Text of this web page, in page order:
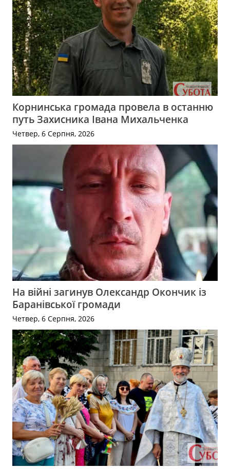
Корнинська громада провела в останню
путь Захисника Івана Михальченка
Четвер, 6 Серпня, 2026
На війні загинув Олександр Окончик із
Баранівської громади
Четвер, 6 Серпня, 2026